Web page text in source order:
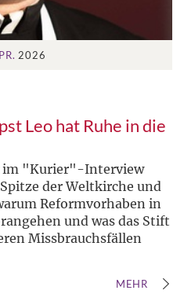
2026
Leo hat Ruhe in die
im "Kurier"-Interview
der Weltkirche und
Reformvorhaben in
und was das Stift
Missbrauchsfällen
MEHR